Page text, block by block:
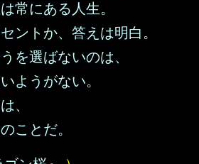
常にある人生。
ントか、答えは明白。
を選ばないのは、
ようがない。
、
ことだ。